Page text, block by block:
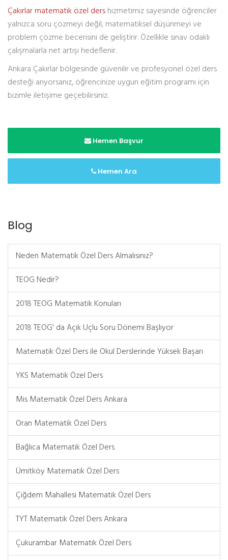
Çakırlar matematik özel dershizmetimiz sayesinde öğrenciler
yalnızca soru çözmeyi değil, matematiksel düşünmeyi ve
problem çözme becerisini de geliştirir. Özellikle sınav odaklı
çalışmalarla net artışı hedeflenir.
Ankara Çakırlar bölgesinde güvenilir ve profesyonel özel ders
desteği arıyorsanız, öğrencinize uygun eğitim programı için
bizimle iletişime geçebilirsiniz.
Hemen Başvur
Hemen Ara
Blog
Neden Matematik Özel Ders Almalısınız?
TEOG Nedir?
2018 TEOG Matematik Konuları
2018 TEOG' da Açık Uçlu Soru Dönemi Başlıyor
Matematik Özel Ders ile Okul Derslerinde Yüksek Başarı
YKS Matematik Özel Ders
Mis Matematik Özel Ders Ankara
Oran Matematik Özel Ders
Bağlıca Matematik Özel Ders
Ümitköy Matematik Özel Ders
Çiğdem Mahallesi Matematik Özel Ders
TYT Matematik Özel Ders Ankara
Çukurambar Matematik Özel Ders